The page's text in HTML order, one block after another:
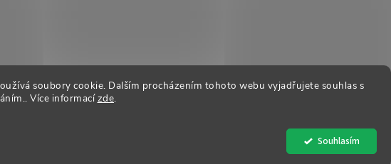
soubory cookie. Dalším procházením tohoto webu vyjadřujete souhlas s
Více informacízde.
Souhlasím